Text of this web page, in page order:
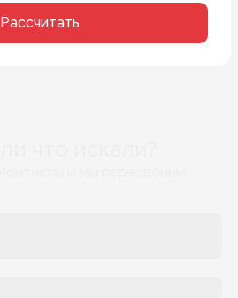
Рассчитать